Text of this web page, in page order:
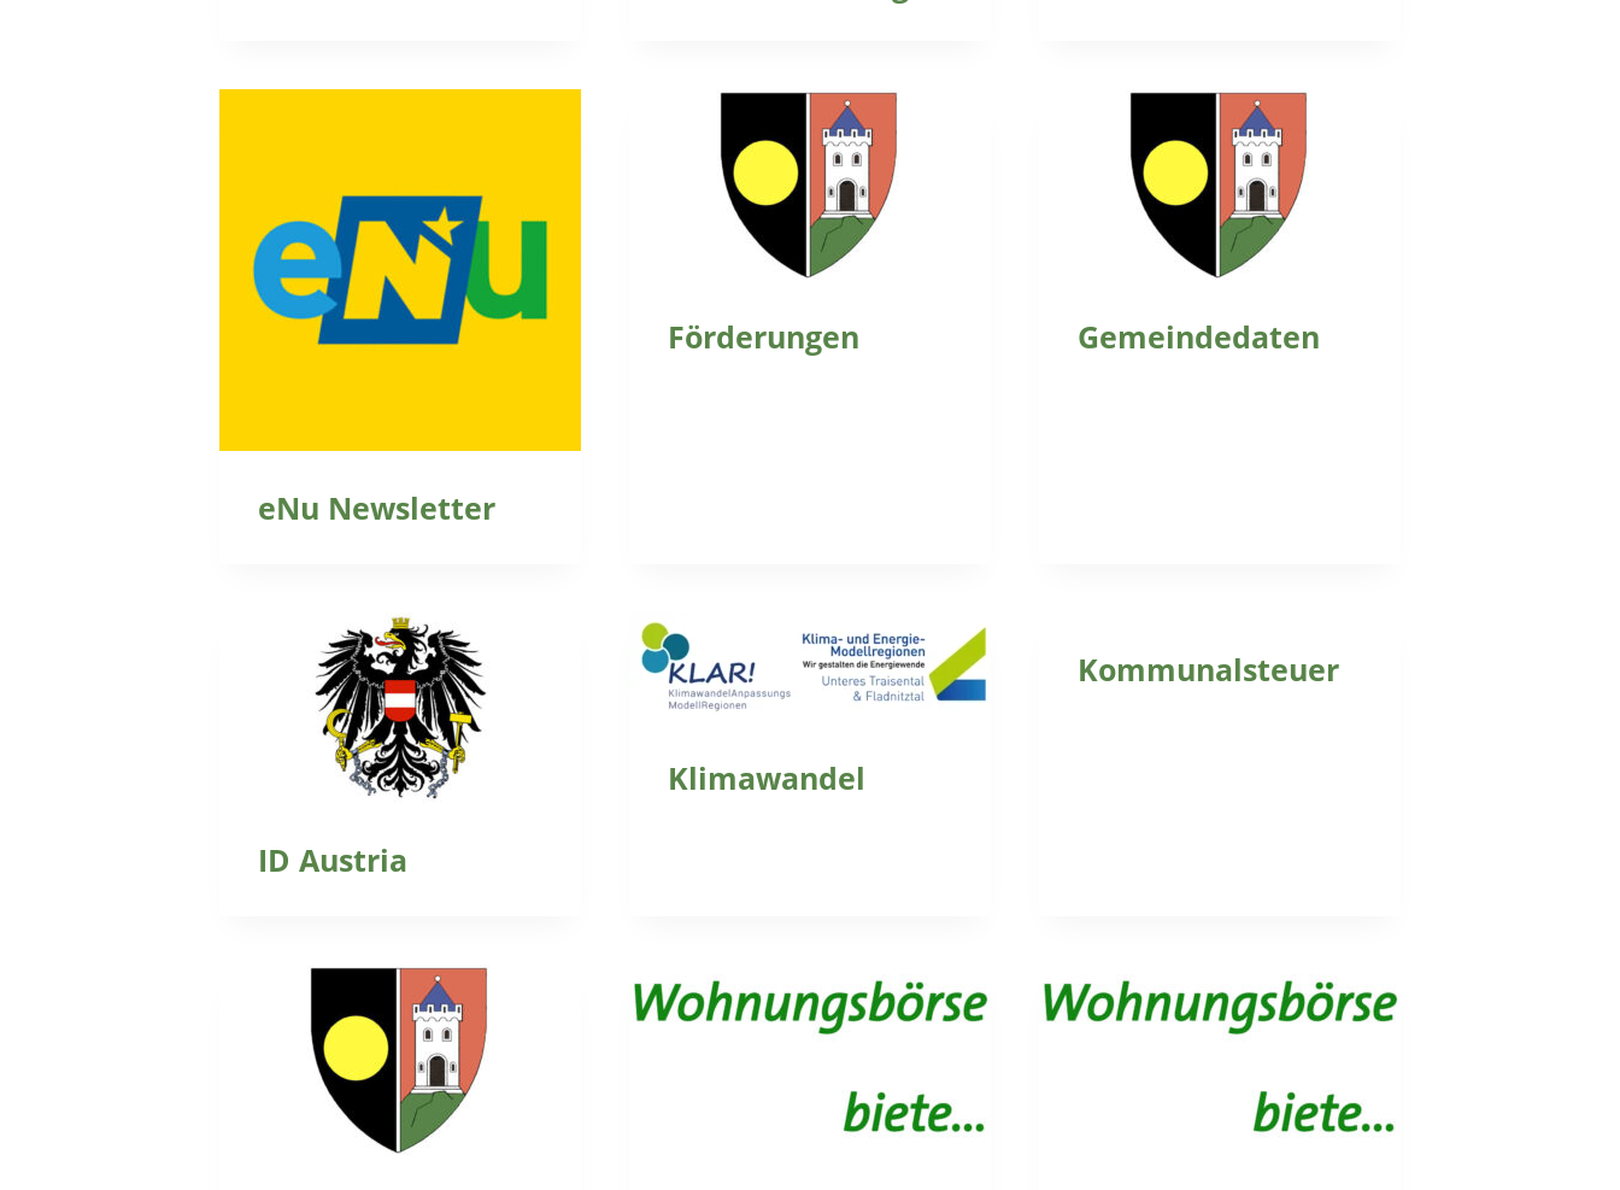
eNu Newsletter
Förderungen Gemeindedaten
ID Austria
Klimawandel
Kommunalsteuer